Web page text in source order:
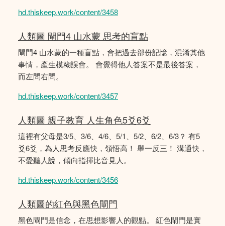
hd.thiskeep.work/content/3458
人類圖 閘門4 山水蒙 思考的盲點
閘門4 山水蒙的一種盲點，會把過去部份記憶，混淆其他
事情，產生模糊誤會。 會覺得他人答案不是最後答案，
而左問右問。
hd.thiskeep.work/content/3457
人類圖 親子教育 人生角色5爻6爻
這裡有父母是3/5、3/6、4/6、5/1、5/2、6/2、6/3？ 有5
爻6爻，為人思考反應快，領悟高！ 舉一反三！ 溝通快，
不愛聽人說，傾向指揮比音見人。
hd.thiskeep.work/content/3456
人類圖的紅色與黑色閘門
黑色閘門是信念，在思想影響人的觀點。 紅色閘門是實